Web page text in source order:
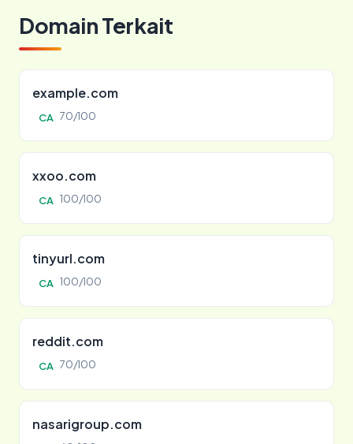
Domain Terkait
example.com
CA 70/100
xxoo.com
CA 100/100
tinyurl.com
CA 100/100
reddit.com
CA 70/100
nasarigroup.com